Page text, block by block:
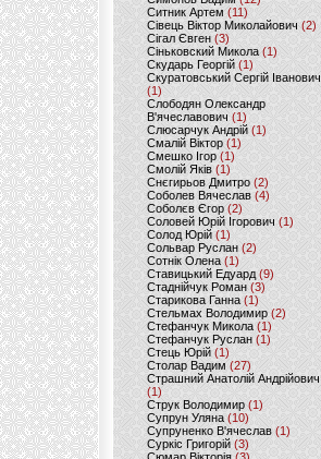
Ситник Артем(11)
Сівець Віктор Миколайович(2)
Сігал Євген (3)
Сіньковский Микола(1)
Скударь Георгій (1)
Скуратовський Сергій Іванович
(1)
Слободян Олександр
В'ячеславович(1)
Слюсарчук Андрій(1)
Смалій Віктор (1)
Смешко Ігор (1)
Смолій Яків (1)
Снєгирьов Дмитро (2)
Соболев Вячеслав (4)
Соболєв Єгор(2)
Соловей Юрій Ігорович (1)
Солод Юрій (1)
Сольвар Руслан (2)
Сотнік Олена(1)
Ставицький Едуард (9)
Стаднійчук Роман(3)
Старикова Ганна (1)
Стельмах Володимир(2)
Стефанчук Микола (1)
Стефанчук Руслан (1)
Стець Юрій (1)
Столар Вадим(27)
Страшний Анатолій Андрійович
(1)
Струк Володимир (1)
Супрун Уляна (10)
Супруненко В'ячеслав (1)
Суркіс Григорій (3)